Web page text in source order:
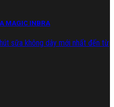
MAGIC INBRA
sữa không dây mới nhất đến từ